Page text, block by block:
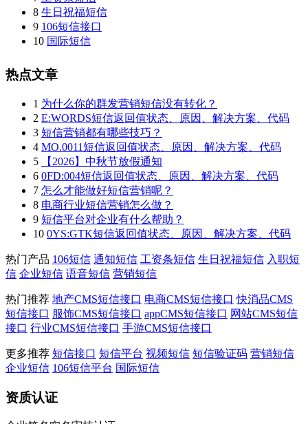
8 生日祝福短信
9 106短信接口
10 国际短信
热点文章
1 为什么你的群发营销短信没有转化？
2 E:WORDS短信返回值状态、原因、解决方案、代码
3 短信营销都有哪些技巧？
4 MO.0011短信返回值状态、原因、解决方案、代码
5
【2026】中秋节放假通知
6 0FD:004短信返回值状态、原因、解决方案、代码
7 怎么才能做好短信营销呢？
8 电商行业短信营销怎么做？
9 短信平台对企业有什么帮助？
10 0YS:GTK短信返回值状态、原因、解决方案、代码
热门产品 106短信 通知短信 工资条短信 生日祝福短信 入职短
信 企业短信 语音短信 营销短信
热门推荐 地产CMS短信接口 电商CMS短信接口 快消品CMS
短信接口 服饰CMS短信接口 appCMS短信接口 网站CMS短信
接口 行业CMS短信接口 手游CMS短信接口
更多推荐 短信接口 短信平台 视频短信 短信验证码 营销短信
企业短信 106短信平台 国际短信
资质认证